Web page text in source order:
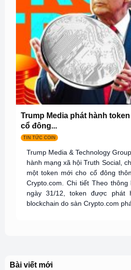
Trump Media phát hành
cổ đông...
TIN TỨC COIN
Trump Media & Technology
hành mạng xã hội Truth Social,
một token mới cho cổ đông
Crypto.com. Chi tiết Theo thông
ngày 31/12, token được phát
blockchain do sàn Crypto.com
Bài viết mới